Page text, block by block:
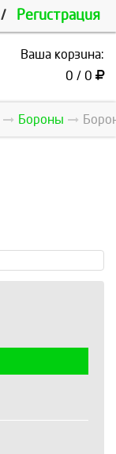
/ Регистрация
Ваша корзина:
0 / 0
Бороны